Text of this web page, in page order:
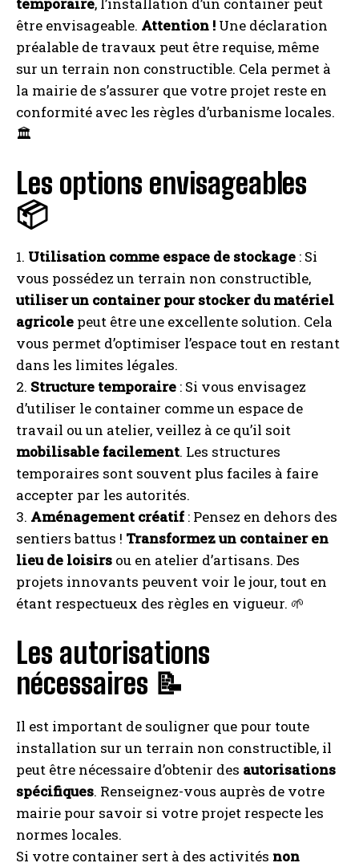
temporaire, l’installation d’un container peut
être envisageable. Attention ! Une déclaration
préalable de travaux peut être requise, même
sur un terrain non constructible. Cela permet à
la mairie de s’assurer que votre projet reste en
conformité avec les règles d’urbanisme locales.
🏛️
Les options envisageables
📦
1. Utilisation comme espace de stockage : Si
vous possédez un terrain non constructible,
utiliser un container pour stocker du matériel
agricole peut être une excellente solution. Cela
vous permet d’optimiser l’espace tout en restant
dans les limites légales.
2. Structure temporaire : Si vous envisagez
d’utiliser le container comme un espace de
travail ou un atelier, veillez à ce qu’il soit
mobilisable facilement. Les structures
temporaires sont souvent plus faciles à faire
accepter par les autorités.
3. Aménagement créatif : Pensez en dehors des
sentiers battus ! Transformez un container en
lieu de loisirs ou en atelier d’artisans. Des
projets innovants peuvent voir le jour, tout en
étant respectueux des règles en vigueur. 🌱
Les autorisations
nécessaires 📝
Il est important de souligner que pour toute
installation sur un terrain non constructible, il
peut être nécessaire d’obtenir des autorisations
spécifiques. Renseignez-vous auprès de votre
mairie pour savoir si votre projet respecte les
normes locales.
Si votre container sert à des activités non